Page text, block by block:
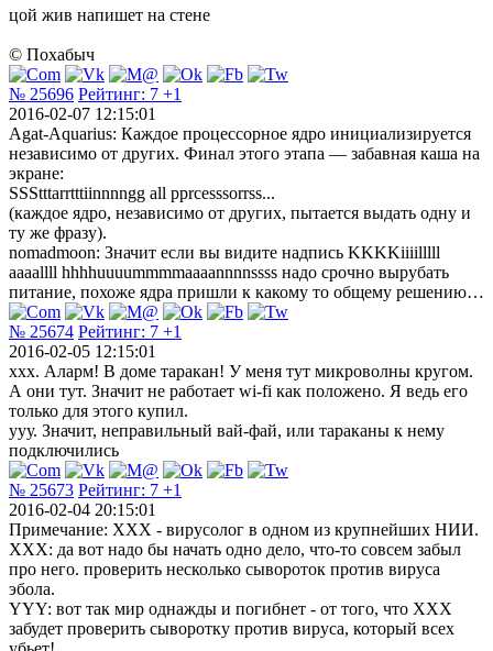
цой жив напишет на стене
© Похабыч
№ 25696 Рейтинг: 7 +1
2016-02-07 12:15:01
Agat-Aquarius: Каждое процессорное ядро инициализируется
независимо от других. Финал этого этапа — забавная каша на
экране:
SSStttarrtttiinnnngg all pprcesssorrss...
(каждое ядро, независимо от других, пытается выдать одну и
ту же фразу).
nomadmoon: Значит если вы видите надпись KKKKiiiilllll
aaaallll hhhhuuuummmmaaaannnnssss надо срочно вырубать
питание, похоже ядра пришли к какому то общему решению…
№ 25674 Рейтинг: 7 +1
2016-02-05 12:15:01
ххх. Аларм! В доме таракан! У меня тут микроволны кругом.
А они тут. Значит не работает wi-fi как положено. Я ведь его
только для этого купил.
ууу. Значит, неправильный вай-фай, или тараканы к нему
подключились
№ 25673 Рейтинг: 7 +1
2016-02-04 20:15:01
Примечание: ХХХ - вирусолог в одном из крупнейших НИИ.
ХХХ: да вот надо бы начать одно дело, что-то совсем забыл
про него. проверить несколько сывороток против вируса
эбола.
YYY: вот так мир однажды и погибнет - от того, что ХХХ
забудет проверить сыворотку против вируса, который всех